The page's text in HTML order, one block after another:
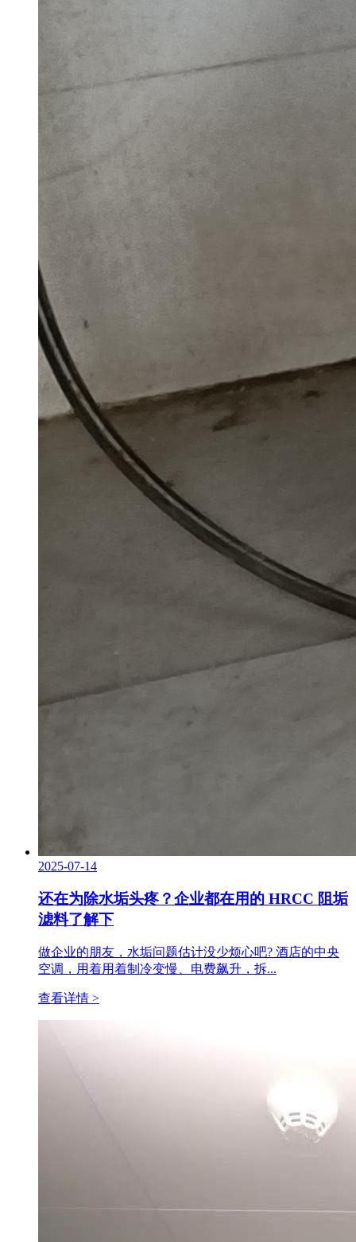
2025-07-14
还在为除水垢头疼？企业都在用的 HRCC 阻垢
滤料了解下
做企业的朋友，水垢问题估计没少烦心吧? 酒店的中央
空调，用着用着制冷变慢、电费飙升，拆...
查看详情 >